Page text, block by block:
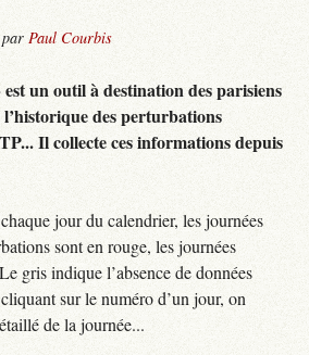
parPaul Courbis
un outil à destination des parisiens
des perturbations
Il collecte ces informations depuis
jour du calendrier, les journées
sont en rouge, les journées
gris indique l’absence de données
sur le numéro d’un jour, on
de la journée...